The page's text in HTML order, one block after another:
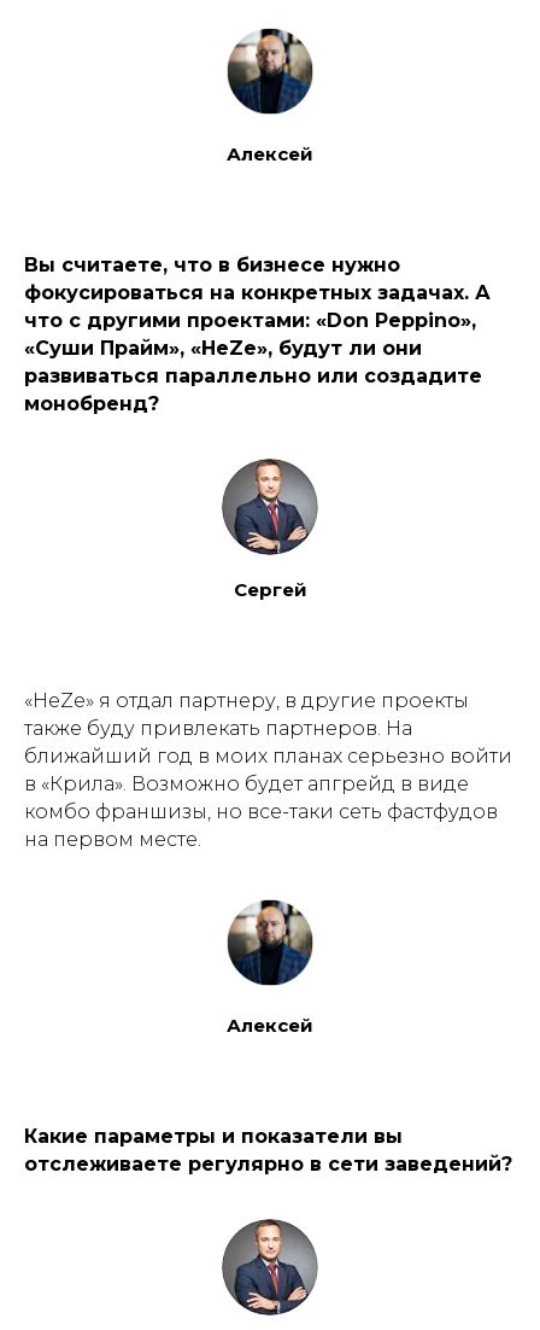
Алексей
Вы считаете, что в бизнесе нужно
фокусироваться на конкретных задачах. А
что с другими проектами: «Don Peppino»,
«Суши Прайм», «HeZe», будут ли они
развиваться параллельно или создадите
монобренд?
Сергей
«HeZe» я отдал партнеру, в другие проекты
также буду привлекать партнеров. На
ближайший год в моих планах серьезно войти
в «Крила». Возможно будет апгрейд в виде
комбо франшизы, но все-таки сеть фастфудов
на первом месте.
Алексей
Какие параметры и показатели вы
отслеживаете регулярно в сети заведений?